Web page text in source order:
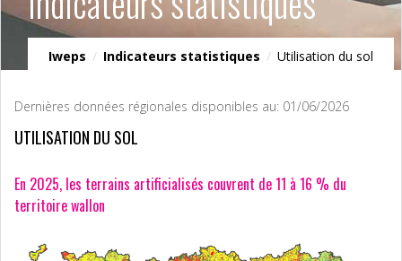
Iweps / Indicateurs statistiques / Utilisation du sol
Dernières données régionales disponibles au: 01/06/2026
UTILISATION DU SOL
En 2025, les terrains artificialisés couvrent de 11 à 16 % du
territoire wallon